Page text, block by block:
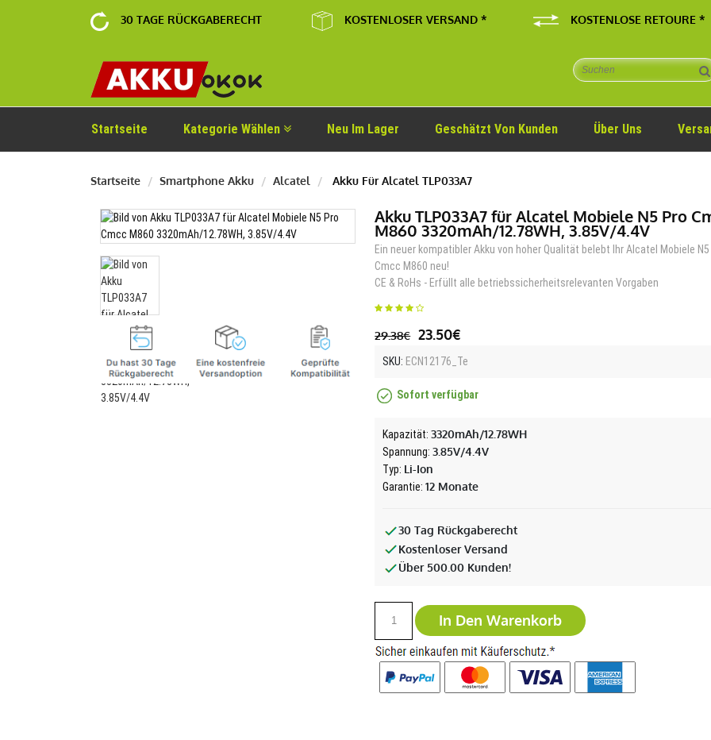
30 TAGE RÜCKGABERECHT KOSTENLOSER VERSAND * KOSTENLOSE RETOURE *
Startseite Kategorie Wählen Neu Im Lager Geschätzt Von Kunden Über Uns
Startseite Smartphone Akku Alcatel Akku Für Alcatel TLP033A7
Akku TLP033A7 für Alcatel Mobiele N5 Pro
M860 3320mAh/12.78WH, 3.85V/4.4V
Ein neuer kompatibler Akku von hoher Qualität belebt Ihr Alcatel Mobiele N5
Cmcc M860 neu!
CE & RoHs - Erfüllt alle betriebssicherheitsrelevanten Vorgaben
29.38€ 23.50€
SKU: ECN12176_Te
Sofort verfügbar
Kapazität:3320mAh/12.78WH
Spannung:3.85V/4.4V
Typ: Li-Ion
Garantie:12 Monate
30 Tag Rückgaberecht
Kostenloser Versand
Über 500.00 Kunden!
In Den Warenkorb